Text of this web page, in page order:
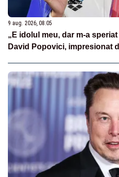
9 aug. 2026, 08:05
„E idolul meu, dar m-a
David Popovici, impresionat